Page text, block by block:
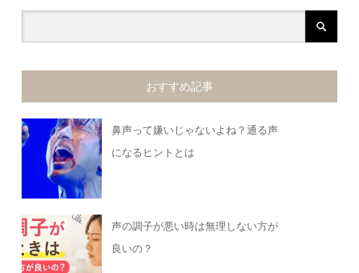
おすすめ記事
鼻声って嫌いじゃないよね？通る声
になるヒントとは
声の調子が悪い時は無理しない方が
良いの？